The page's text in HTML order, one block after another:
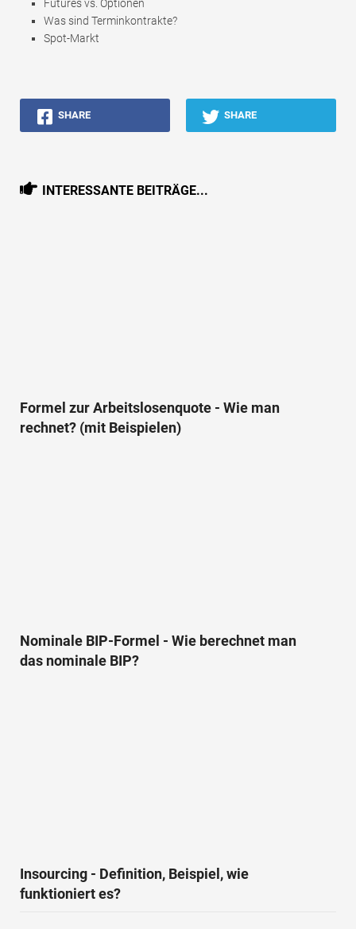
Futures vs. Optionen
Was sind Terminkontrakte?
Spot-Markt
SHARE SHARE
INTERESSANTE BEITRÄGE...
Formel zur Arbeitslosenquote - Wie man
rechnet? (mit Beispielen)
Nominale BIP-Formel - Wie berechnet man
das nominale BIP?
Insourcing - Definition, Beispiel, wie
funktioniert es?